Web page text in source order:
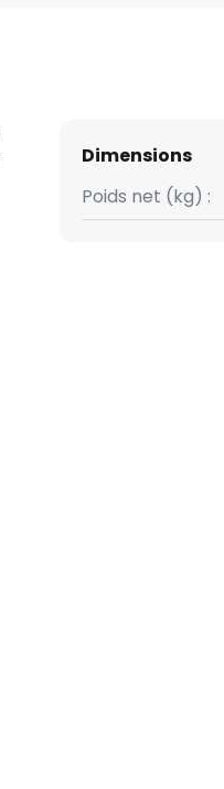
Dimensions
Poids net (kg) :